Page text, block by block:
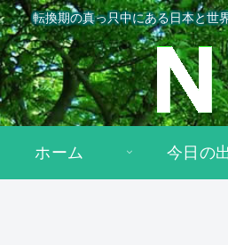
転換期の真っ只中にある日本と世
ホーム 今日の